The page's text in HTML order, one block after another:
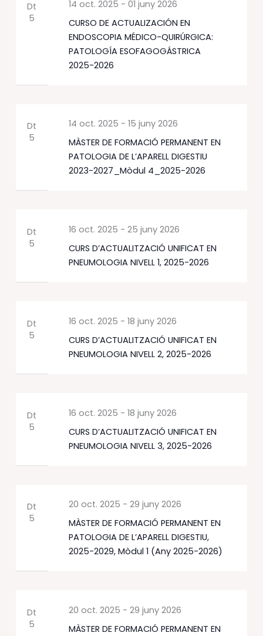
Dt
5
CURSO DE ACTUALIZACIÓN EN
ENDOSCOPIA MÉDICO-QUIRÚRGICA:
PATOLOGÍA ESOFAGOGÁSTRICA
2025-2026
14 oct. 2025 - 01 juny 2026
Dt
5
MÀSTER DE FORMACIÓ PERMANENT EN
PATOLOGIA DE L’APARELL DIGESTIU
2023-2027_Mòdul 4_2025-2026
14 oct. 2025 - 15 juny 2026
Dt
5
CURS D’ACTUALITZACIÓ UNIFICAT EN
PNEUMOLOGIA NIVELL 1, 2025-2026
16 oct. 2025 - 25 juny 2026
Dt
5
CURS D’ACTUALITZACIÓ UNIFICAT EN
PNEUMOLOGIA NIVELL 2, 2025-2026
16 oct. 2025 - 18 juny 2026
Dt
5
CURS D’ACTUALITZACIÓ UNIFICAT EN
PNEUMOLOGIA NIVELL 3, 2025-2026
16 oct. 2025 - 18 juny 2026
Dt
5
MÀSTER DE FORMACIÓ PERMANENT EN
PATOLOGIA DE L’APARELL DIGESTIU,
2025-2029, Mòdul 1 (Any 2025-2026)
20 oct. 2025 - 29 juny 2026
Dt
5
MÀSTER DE FORMACIÓ PERMANENT EN
20 oct. 2025 - 29 juny 2026